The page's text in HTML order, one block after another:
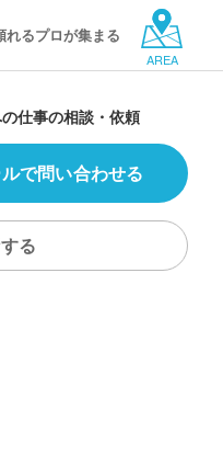
れるプロが集まる
AREA
仕事の相談・依頼
で問い合わせる
る